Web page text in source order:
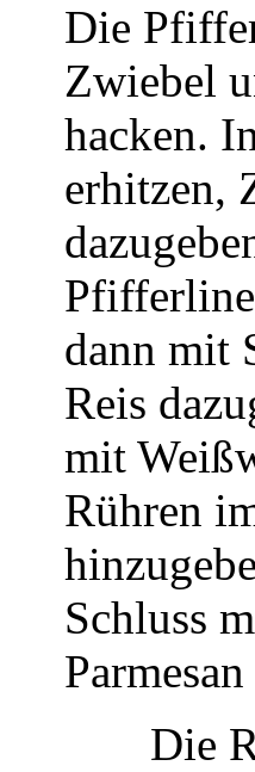
Die
Zwiebel
hacken.
erhitzen,
dann mit
Reis
mit
Rühren
Schluss
Die